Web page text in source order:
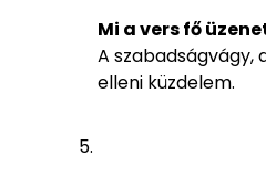
Mi a vers fő
A szabadságvágy,
elleni küzdelem.